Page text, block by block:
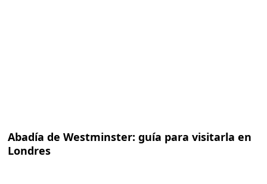
Abadía de Westminster: guía para visitarla en
Londres